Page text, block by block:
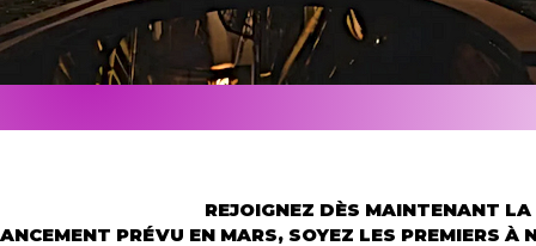
REJOIGNEZ DÈS MAINTENANT
PRÉVU EN MARS, SOYEZ LES PREMIERS À
REJOIGNEZ DÈS MAINTENANT
PRÉVU EN MARS, SOYEZ LES PREMIERS À